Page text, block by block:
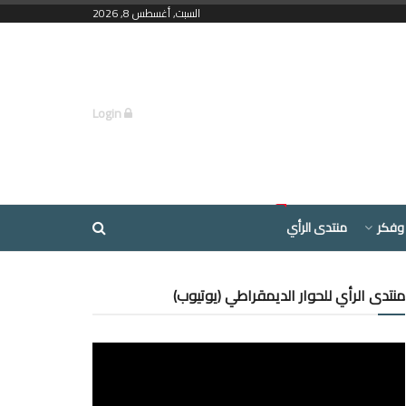
السبت, أغسطس 8, 2026
منتدى الرأي
منتدى الرأي للحوار الديمقراطي (يوتيوب)